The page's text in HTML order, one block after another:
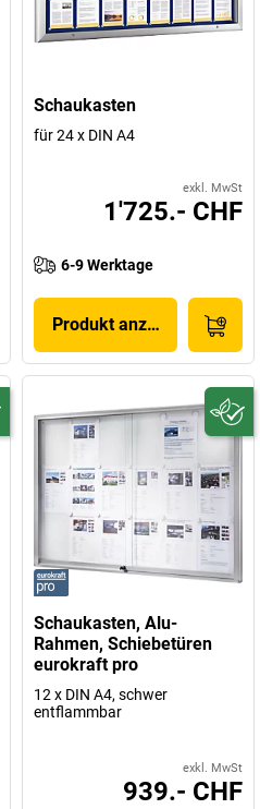
Schaukasten
für 24 x DIN A4
exkl. MwSt
1'725.- CHF
6-9 Werktage
Produkt anzeigen
Schaukasten, Alu-
Rahmen, Schiebetüren
eurokraft pro
12 x DIN A4, schwer
entflammbar
exkl. MwSt
939.- CHF